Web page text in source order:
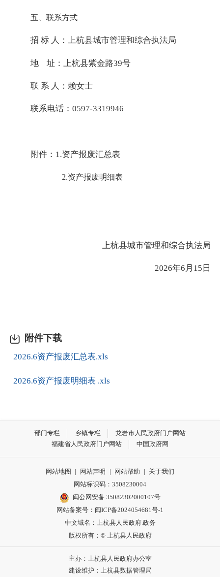
五、 联系方式
招 标 人：上杭县城市管理和综合执法局
地 址：上杭县紫金路39号
联 系 人：赖女士
联系电话： 0597-3319946
附件： 1.资产报废汇总表
2.资产报废明细表
上杭县城市管理和综合执法局
2026年6月15日
附件下载
2026.6资产报废汇总表.xls
2026.6资产报废明细表 .xls
部门专栏 乡镇专栏
龙岩市人民政府门户网站
福建省人民政府门户网站
中国政府网
网站地图 | 网站声明 | 网站帮助 | 关于我们
网站标识码：3508230004
闽公网安备 35082302000107号
网站备案号： 闽ICP备2024054681号-1
中文域名：上杭县人民政府.政务
版权所有：© 上杭县人民政府
主办：上杭县人民政府办公室
建设维护：上杭县数据管理局